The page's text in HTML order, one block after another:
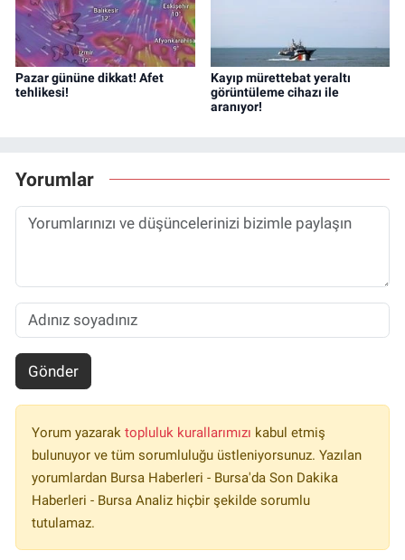
Pazar gününe dikkat! Afet
tehlikesi!
Kayıp mürettebat yeraltı
görüntüleme cihazı ile
aranıyor!
Yorumlar
Gönder
Yorum yazarak topluluk kurallarımızı kabul etmiş
bulunuyor ve tüm sorumluluğu üstleniyorsunuz. Yazılan
yorumlardan Bursa Haberleri - Bursa'da Son Dakika
Haberleri - Bursa Analiz hiçbir şekilde sorumlu
tutulamaz.